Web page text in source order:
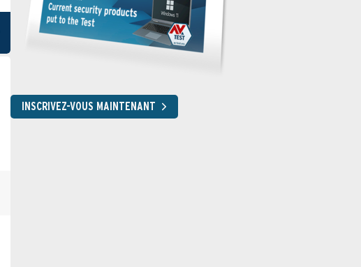
INSCRIVEZ-VOUS MAINTENANT